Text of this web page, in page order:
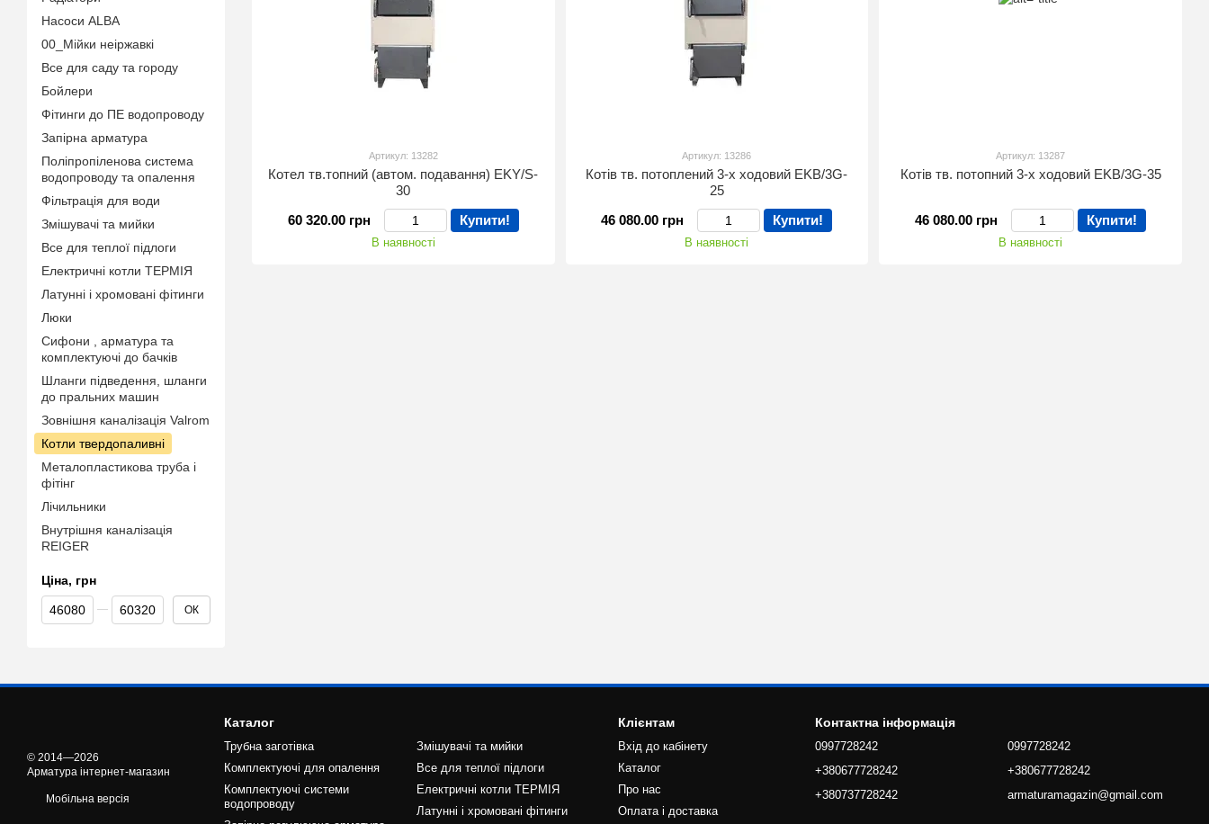
Артикул: 13282
Котел тв.топний (автом. подавання) EKY/S-
30
60 320.00 грн
Купити!
В наявності
Артикул: 13286
Котів тв. потоплений 3-х ходовий EKB/3G-
25
46 080.00 грн
Купити!
В наявності
Артикул: 13287
Котів тв. потопний 3-х ходовий EKB/3G-35
46 080.00 грн Купити!
В наявності
Насоси ALBA
00_Мійки неіржавкі
Все для саду та городу
Бойлери
Фітинги до ПЕ водопроводу
Запірна арматура
Поліпропіленова система
водопроводу та опалення
Фільтрація для води
Змішувачі та мийки
Все для теплої підлоги
Електричні котли ТЕРМІЯ
Латунні і хромовані фітинги
Люки
Сифони , арматура та
комплектуючі до бачків
Шланги підведення, шланги
до пральних машин
Зовнішня каналізація Valrom
Котли твердопаливні
Металопластикова труба і
фітінг
Лічильники
Внутрішня каналізація
REIGER
Ціна, грн
Від Ціна, грн
До Ціна, грн ОК
© 2014—2026
Арматура інтернет-магазин
Мобільна версія
Каталог
Трубна заготівка
Комплектуючі для опалення
Комплектуючі системи
водопроводу
Змішувачі та мийки
Все для теплої підлоги
Електричні котли ТЕРМІЯ
Латунні і хромовані фітинги
Клієнтам
Вхід до кабінету
Каталог
Про нас
Оплата і доставка
Контактна інформація
0997728242
+380677728242
+380737728242
0997728242
+380677728242
armaturamagazin@gmail.com